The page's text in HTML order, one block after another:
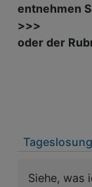
entnehmen
>>>
oder der
Tageslosung
Siehe, was